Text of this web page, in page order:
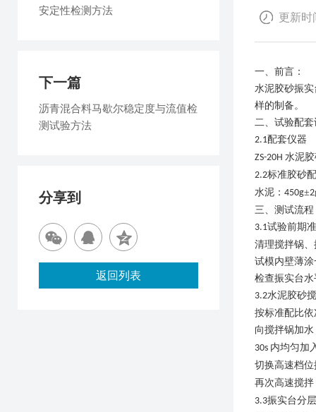
更新时
一、前言 ：
水泥胶砂振
样的制备。
二、试验配套
2.1配套仪器
ZS-20H 水泥
2.2标准胶砂
水泥： 450g±
三、 测试流程
3.1试验前期
清理搅拌锅
试模内壁薄
检查振实台
3.2水泥胶砂
按标准配比
向搅拌锅加
30s 内均匀加
切换高速档位
再次高速搅拌
3.3振实台分
安定性检测方法
下一篇
沥青混合料马歇尔稳定度与流值检
测试验方法
分享到
返回列表